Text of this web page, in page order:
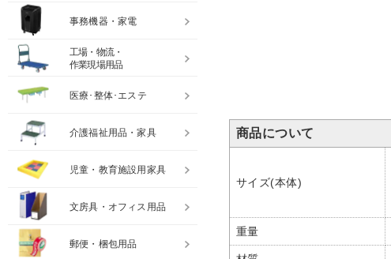
商品について
サイズ(本体)
重量
事務機器・家電
工場・物流・
作業現場用品
医療･整体･エステ
介護福祉用品・家具
児童・教育施設用家具
文房具・オフィス用品
郵便・梱包用品